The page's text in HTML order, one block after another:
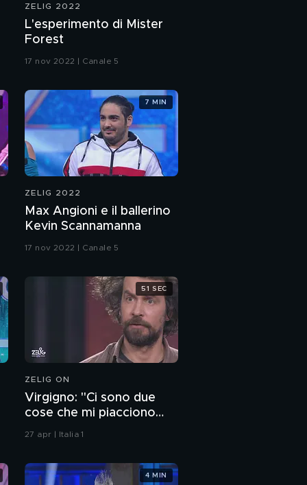
Enrico Bertolino:
La grigliata
multiculturale di Max
Pieriboni
Gran finale con il TG0
ZELIG 2022
L'esperimento di Mister
Forest
17 nov 2022 | Canale 5
ZELIG 2022
Max Angioni e il ballerino
Kevin Scannamanna
17 nov 2022 | Canale 5
7 MIN
ZELIG ON
Virgigno: "Ci sono due
cose che mi piacciono
nella vita…"
27 apr | Italia 1
51 SEC
4 MIN